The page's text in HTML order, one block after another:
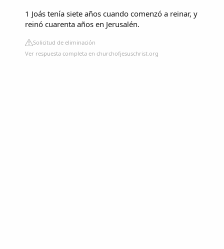
1 Joás tenía siete años cuando comenzó a reinar, y
reinó cuarenta años en Jerusalén.
Solicitud de eliminación
Ver respuesta completa en churchofjesuschrist.org